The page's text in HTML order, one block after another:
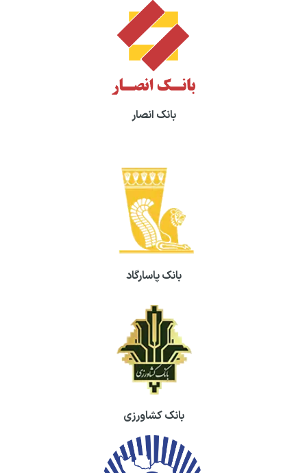
بانک انصار
بانک پاسارگاد
بانک کشاورزی